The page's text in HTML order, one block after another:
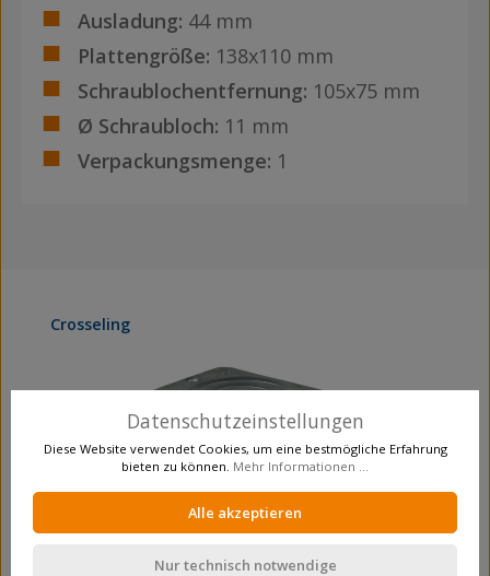
Ausladung: 44 mm
Plattengröße: 138x110 mm
Schraublochentfernung: 105x75 mm
Ø Schraubloch: 11 mm
Verpackungsmenge: 1
Produktgalerie überspringen
Crosseling
Datenschutzeinstellungen
Diese Website verwendet Cookies, um eine bestmögliche Erfahrung
bieten zu können. Mehr Informationen ...
Alle akzeptieren
Nur technisch notwendige